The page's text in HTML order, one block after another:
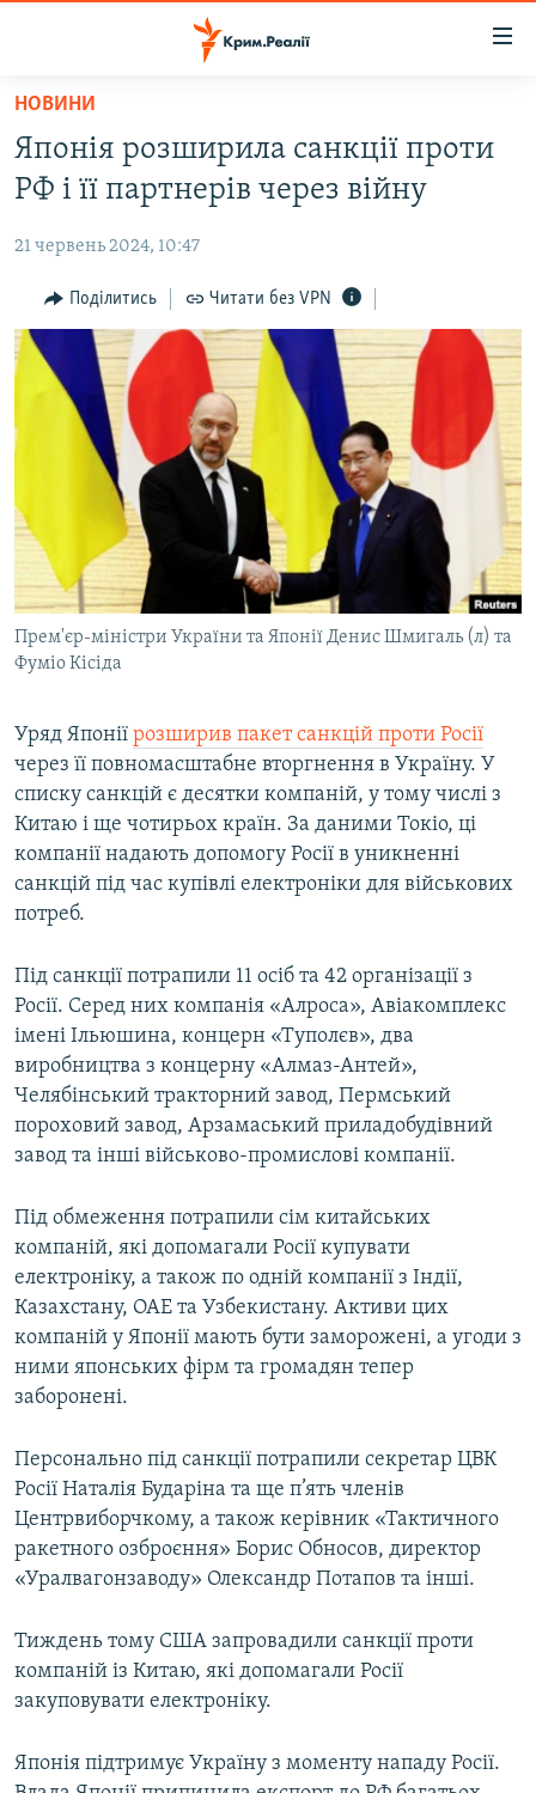
Перейти
основного
матеріалу
до
навігації
Перейти
до
пошуку
ВОДА.КРИМ
ВІДЕО ТА ФОТО
ПОЛІТИКА
БЛОГИ
ПОГЛЯД
ІНТЕРВ'Ю
ВСЕ ЗА ДЕНЬ
СПЕЦПРОЕКТИ
ДЕПОРТАЦІЯ
ВІДЕОУРОКИ «ELIFBE»
СВІДЧЕННЯ ОКУПАЦІЇ
УКРАЇНСЬКА ПРОБЛЕМА КРИМУ
ЯК ОБІЙТИ БЛОКУВАННЯ
Русский
Qırımtatar
Усі сайти RFE/RL
НОВИНИ
Японія розширила санкції проти
РФ і її партнерів через війну
21 червень 2024, 10:47
Поділитись Читати без VPN
Прем'єр-міністри України та Японії Денис Шмигаль (л) та
Фуміо Кісіда
Уряд Японії розширив пакет санкцій проти Росії
через її повномасштабне вторгнення в Україну. У
списку санкцій є десятки компаній, у тому числі з
Китаю і ще чотирьох країн. За даними Токіо, ці
компанії надають допомогу Росії в уникненні
санкцій під час купівлі електроніки для військових
потреб.
Під санкції потрапили 11 осіб та 42 організації з
Росії. Серед них компанія «Алроса», Авіакомплекс
імені Ільюшина, концерн «Туполєв», два
виробництва з концерну «Алмаз-Антей»,
Челябінський тракторний завод, Пермський
пороховий завод, Арзамаський приладобудівний
завод та інші військово-промислові компанії.
Під обмеження потрапили сім китайських
компаній, які допомагали Росії купувати
електроніку, а також по одній компанії з Індії,
Казахстану, ОАЕ та Узбекистану. Активи цих
компаній у Японії мають бути заморожені, а угоди з
ними японських фірм та громадян тепер
заборонені.
Персонально під санкції потрапили секретар ЦВК
Росії Наталія Бударіна та ще п’ять членів
Центрвиборчкому, а також керівник «Тактичного
ракетного озброєння» Борис Обносов, директор
«Уралвагонзаводу» Олександр Потапов та інші.
Тиждень тому США запровадили санкції проти
компаній із Китаю, які допомагали Росії
закуповувати електроніку.
Японія підтримує Україну з моменту нападу Росії.